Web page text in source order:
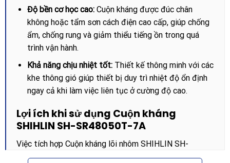
Độ bền cơ học cao:Cuộn kháng được đúc chân
không hoặc tẩm sơn cách điện cao cấp, giúp chống
ẩm, chống rung và giảm thiểu tiếng ồn trong quá
trình vận hành.
Khả năng chịu nhiệt tốt:Thiết kế thông minh với các
khe thông gió giúp thiết bị duy trì nhiệt độ ổn định
ngay cả khi làm việc liên tục ở cường độ cao.
Lợi ích khi sử dụng Cuộn kháng
SHIHLIN SH-SR48050T-7A
Việc tích hợp Cuộn kháng lõi nhôm SHIHLIN SH-
SR48050T-7A 50KVAR 480V 7% vào hệ thống điện